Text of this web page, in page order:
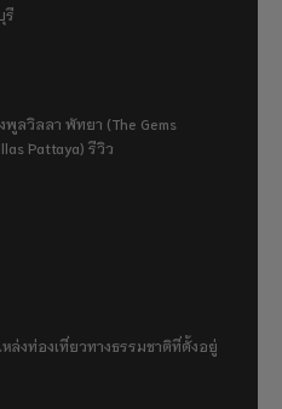
รี
พูลวิลลา พัทยา (The Gems
Pattaya) รีวิว
ล่งท่องเที่ยวทางธรรมชาติที่ตั้งอยู่